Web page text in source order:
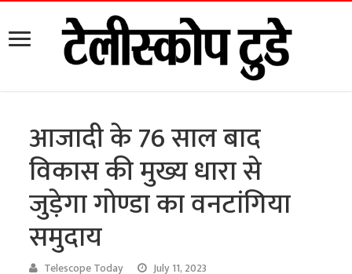
आजादी के 76 साल बाद
विकास की मुख्य धारा से
जुड़ेगा गोण्डा का वनटांगिया
समुदाय
Telescope Today July 11, 2023